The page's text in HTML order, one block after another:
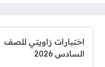
اختبارات زاويتي للصف
السادس 2026